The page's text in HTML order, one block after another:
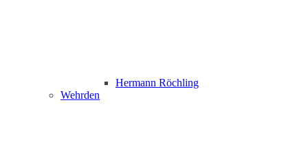
Hermann Röchling
Wehrden